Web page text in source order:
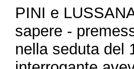
PINI e
sapere -
nella seduta del